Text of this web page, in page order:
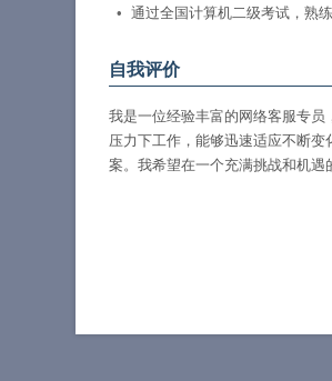
通过全国计算机二级考试，熟
自我评价
我是一位经验丰富的网络客服专
压力下工作，能够迅速适应不断
案。我希望在一个充满挑战和机遇